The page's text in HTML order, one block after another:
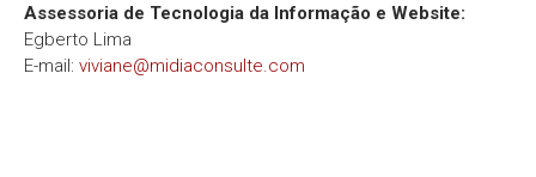
Assessoria de Tecnologia da Informação e Website:
Egberto Lima
E-mail: viviane@midiaconsulte.com